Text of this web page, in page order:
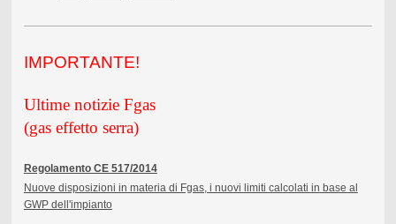
IMPORTANTE!
Ultime notizie Fgas
(gas effetto serra)
Regolamento CE 517/2014
Nuove disposizioni in materia di Fgas, i nuovi limiti calcolati in base al
GWP dell'impianto